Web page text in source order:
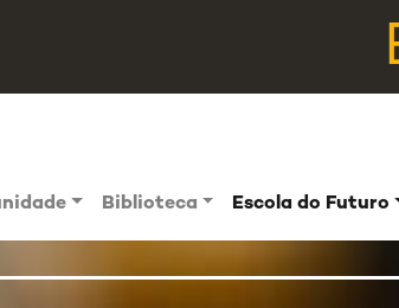
Biblioteca Escola do Futuro